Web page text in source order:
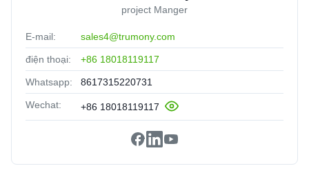
project Manger
E-mail: sales4@trumony.com
điện thoại: +86 18018119117
Whatsapp: 8617315220731
Wechat: +86 18018119117